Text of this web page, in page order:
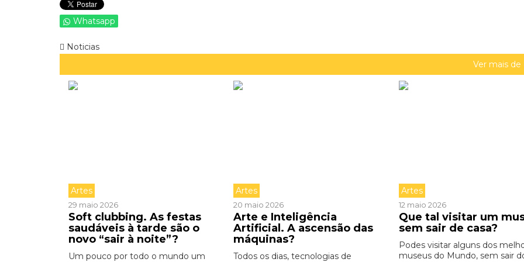
Whatsapp
Noticias
Ver mais de
Artes
29 maio 2026
Soft clubbing. As festas
saudáveis à tarde são o
novo “sair à noite”?
Um pouco por todo o mundo um
Artes
20 maio 2026
Arte e Inteligência
Artificial. A ascensão das
máquinas?
Todos os dias, tecnologias de
Artes
12 maio 2026
Que tal visitar um
sem sair de casa?
Podes visitar alguns dos
museus do Mundo, sem sair